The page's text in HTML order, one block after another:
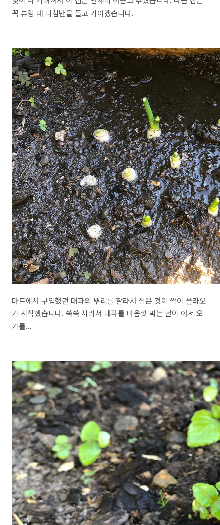
꼭 뷰잉 때 나침반을 들고 가야겠습니다.
마트에서 구입했던 대파의 뿌리를 잘라서 심은 것이 싹이 올라오
기 시작했습니다. 쑥쑥 자라서 대파를 마음껏 먹는 날이 어서 오
기를...